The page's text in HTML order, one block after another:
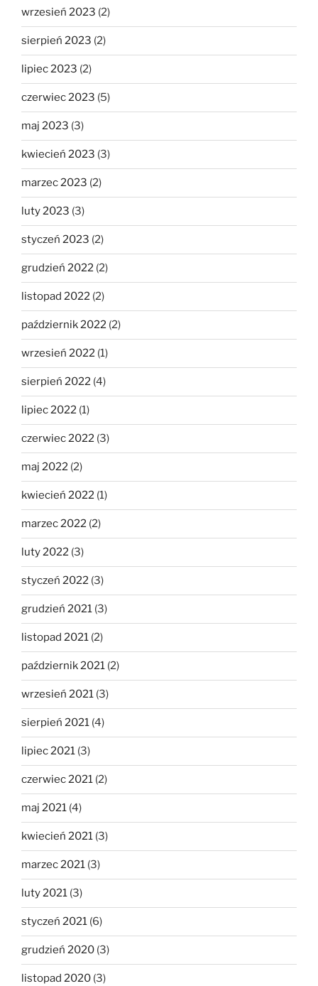
wrzesień 2023 (2)
sierpień 2023 (2)
lipiec 2023 (2)
czerwiec 2023 (5)
maj 2023 (3)
kwiecień 2023 (3)
marzec 2023 (2)
luty 2023 (3)
styczeń 2023 (2)
grudzień 2022 (2)
listopad 2022 (2)
październik 2022 (2)
wrzesień 2022 (1)
sierpień 2022 (4)
lipiec 2022 (1)
czerwiec 2022 (3)
maj 2022 (2)
kwiecień 2022 (1)
marzec 2022 (2)
luty 2022 (3)
styczeń 2022 (3)
grudzień 2021 (3)
listopad 2021 (2)
październik 2021 (2)
wrzesień 2021 (3)
sierpień 2021 (4)
lipiec 2021 (3)
czerwiec 2021 (2)
maj 2021 (4)
kwiecień 2021 (3)
marzec 2021 (3)
luty 2021 (3)
styczeń 2021 (6)
grudzień 2020 (3)
listopad 2020 (3)